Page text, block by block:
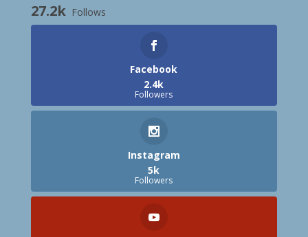
27.2k Follows
Facebook
2.4k
Followers
Instagram
5k
Followers